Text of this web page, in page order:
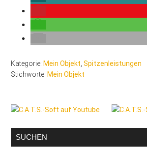
Kategorie: Mein Objekt ,Spitzenleistungen
Stichworte: Mein Objekt
Seitenspalte
SUCHEN